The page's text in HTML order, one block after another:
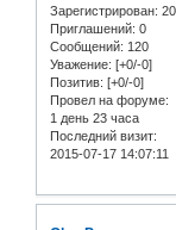
Зарегистрирован:
Приглашений: 0
Сообщений: 120
Уважение: [+0/-0]
Позитив: [+0/-0]
Провел на форуме:
1 день 23 часа
Последний визит:
2015-07-17 14:07:11